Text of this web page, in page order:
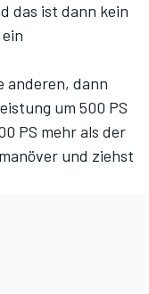
das ist dann kein
anderen, dann
um 500 PS
PS mehr als der
und ziehst